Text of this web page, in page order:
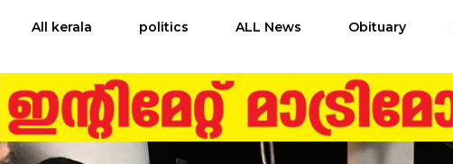
All kerala politics ALL News Obituary